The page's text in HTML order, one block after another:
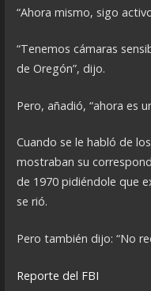
“Ahora mismo, sigo
“Tenemos cámaras
de Oregón”, dijo.
Pero, añadió, “ahora es
Cuando se le habló de
mostraban su
de 1970 pidiéndole que
se rió.
Pero también dijo: “No
Reporte del FBI